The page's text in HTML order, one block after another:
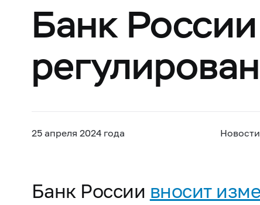
Банк
25 апреля 2024 года Новости
Банк России вносит